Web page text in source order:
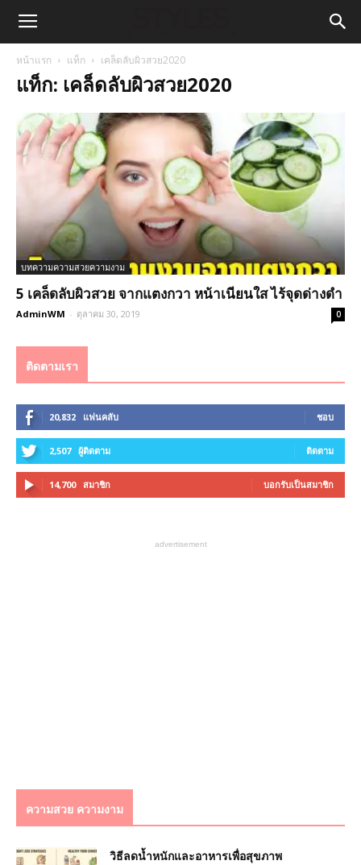
หน้าแรก แท็ก เคล็ดลับผิวสวย2020
แท็ก: เคล็ดลับผิวสวย2020
บทความความสวยความงาม
5 เคล็ดลับผิวสวย จากแตงกวา หน้าเนียนใส ไร้จุดด่างดำ
AdminWM - ตุลาคม 30, 2019 0
ติดตามเรา
20,832 แฟนคลับ ชอบ
2,507 ผู้ติดตาม ติดตาม
14,700 สมาชิก บอกรับเป็นสมาชิก
advertisement
ความสวย ความงาม
วิธีลดน้ำหนักและอาหารเพื่อสุขภาพ